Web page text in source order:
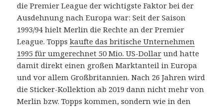
die Premier League der wichtigste Faktor bei der
Ausdehnung nach Europa war: Seit der Saison
1993/94 hielt Merlin die Rechte an der Premier
League. Toppskaufte das britische Unternehmen
1995 für umgerechnet 50 Mio. US-Dollar und hatte
damit direkt einen großen Marktanteil in Europa
und vor allem Großbritannien. Nach 26 Jahren wird
die Sticker-Kollektion ab 2019 dann nicht mehr von
Merlin bzw. Topps kommen, sondern wie in den